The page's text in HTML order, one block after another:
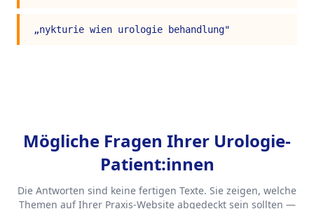
„nykturie wien urologie behandlung"
Mögliche Fragen Ihrer Urologie-
Patient:innen
Die Antworten sind keine fertigen Texte. Sie zeigen, welche
Themen auf Ihrer Praxis-Website abgedeckt sein sollten —